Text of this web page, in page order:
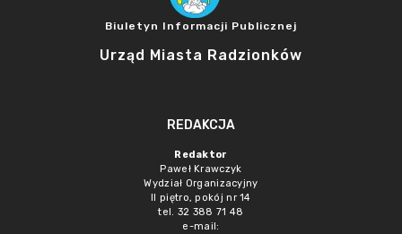
Biuletyn Informacji Publicznej
Urząd Miasta Radzionków
REDAKCJA
Redaktor
Paweł Krawczyk
Wydział Organizacyjny
II piętro, pokój nr 14
tel. 32 388 71 48
e-mail: